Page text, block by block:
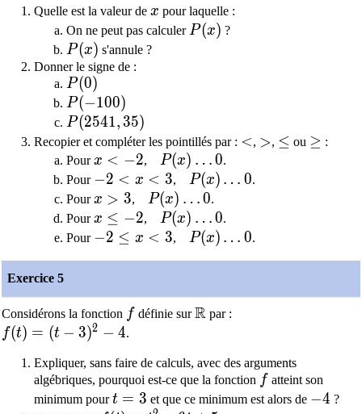
Quelle est la valeur de x
x pour laquelle :
On ne peut pas calculerP(x)
P(x) ?
P(x)
P(x) s'annule ?
Donner le signe de :
P(0)
P(0)
P(-100)
P(−100)
P(2 541,35)
P(2541,35)
Recopier et compléter les pointillés par : <
<, >
>, \leq
≤ ou \geq
≥ :
Pourx < -2
x < −2, P(x)\dots0
P(x) …0.
Pour -2 < x < 3
−2 < x < 3, P(x)\dots0
P(x) … 0.
Pourx>3
x > 3, P(x)\dots0
P(x) …0.
Pourx\leq-2
x ≤ −2, P(x)\dots0
P(x) …0.
Pour -2\leq x<3
−2 ≤ x < 3, P(x)\dots0
P(x) … 0.
Exercice 5
Considérons la fonction ff définie sur\mathbb{R}
R par :
f(t)=(t-3)^2-4
f(t) = (t − 3)2 − 4.
Expliquer, sans faire de calculs, avec des arguments
algébriques, pourquoi est-ce que la fonction ff atteint son
minimum pourt=3
t = 3 et que ce minimum est alors de -4
−4 ?